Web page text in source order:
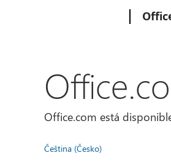
Office.com está
Čeština (Česko)